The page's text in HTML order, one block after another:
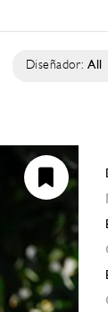
Diseñador: All